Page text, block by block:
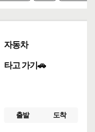
자동차
타고 가기🚗
출발 도착